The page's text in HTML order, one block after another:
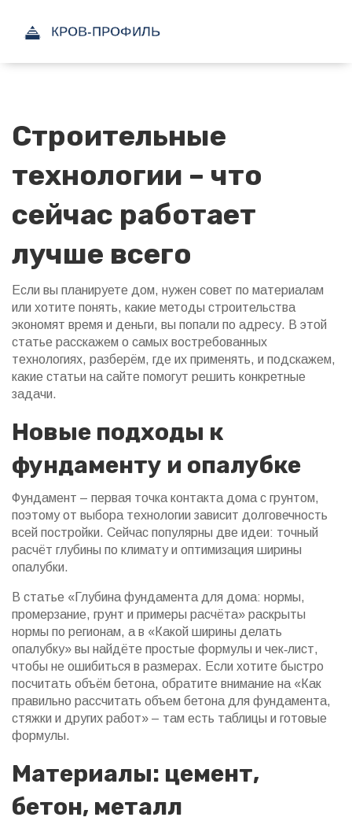
Строительные
технологии – что
сейчас работает
лучше всего
Если вы планируете дом, нужен совет по материалам
или хотите понять, какие методы строительства
экономят время и деньги, вы попали по адресу. В этой
статье расскажем о самых востребованных
технологиях, разберём, где их применять, и подскажем,
какие статьи на сайте помогут решить конкретные
задачи.
Новые подходы к
фундаменту и опалубке
Фундамент – первая точка контакта дома с грунтом,
поэтому от выбора технологии зависит долговечность
всей постройки. Сейчас популярны две идеи: точный
расчёт глубины по климату и оптимизация ширины
опалубки.
В статье «Глубина фундамента для дома: нормы,
промерзание, грунт и примеры расчёта» раскрыты
нормы по регионам, а в «Какой ширины делать
опалубку» вы найдёте простые формулы и чек‑лист,
чтобы не ошибиться в размерах. Если хотите быстро
посчитать объём бетона, обратите внимание на «Как
правильно рассчитать объем бетона для фундамента,
стяжки и других работ» – там есть таблицы и готовые
формулы.
Материалы: цемент,
бетон, металл